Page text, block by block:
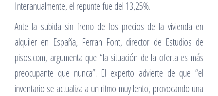
Interanualmente, el repunte fue del 13,25%.
Ante la subida sin freno de los precios de la vivienda en
alquiler en España, Ferran Font, director de Estudios de
pisos.com, argumenta que “la situación de la oferta es más
preocupante que nunca”. El experto advierte de que “el
inventario se actualiza a un ritmo muy lento, provocando una